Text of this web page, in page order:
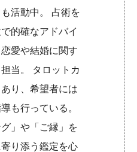
活動中。 占術を
的確なアドバイ
愛や結婚に関す
当。 タロットカ
り、希望者には
も行っている。
」や「ご縁」を
り添う鑑定を心